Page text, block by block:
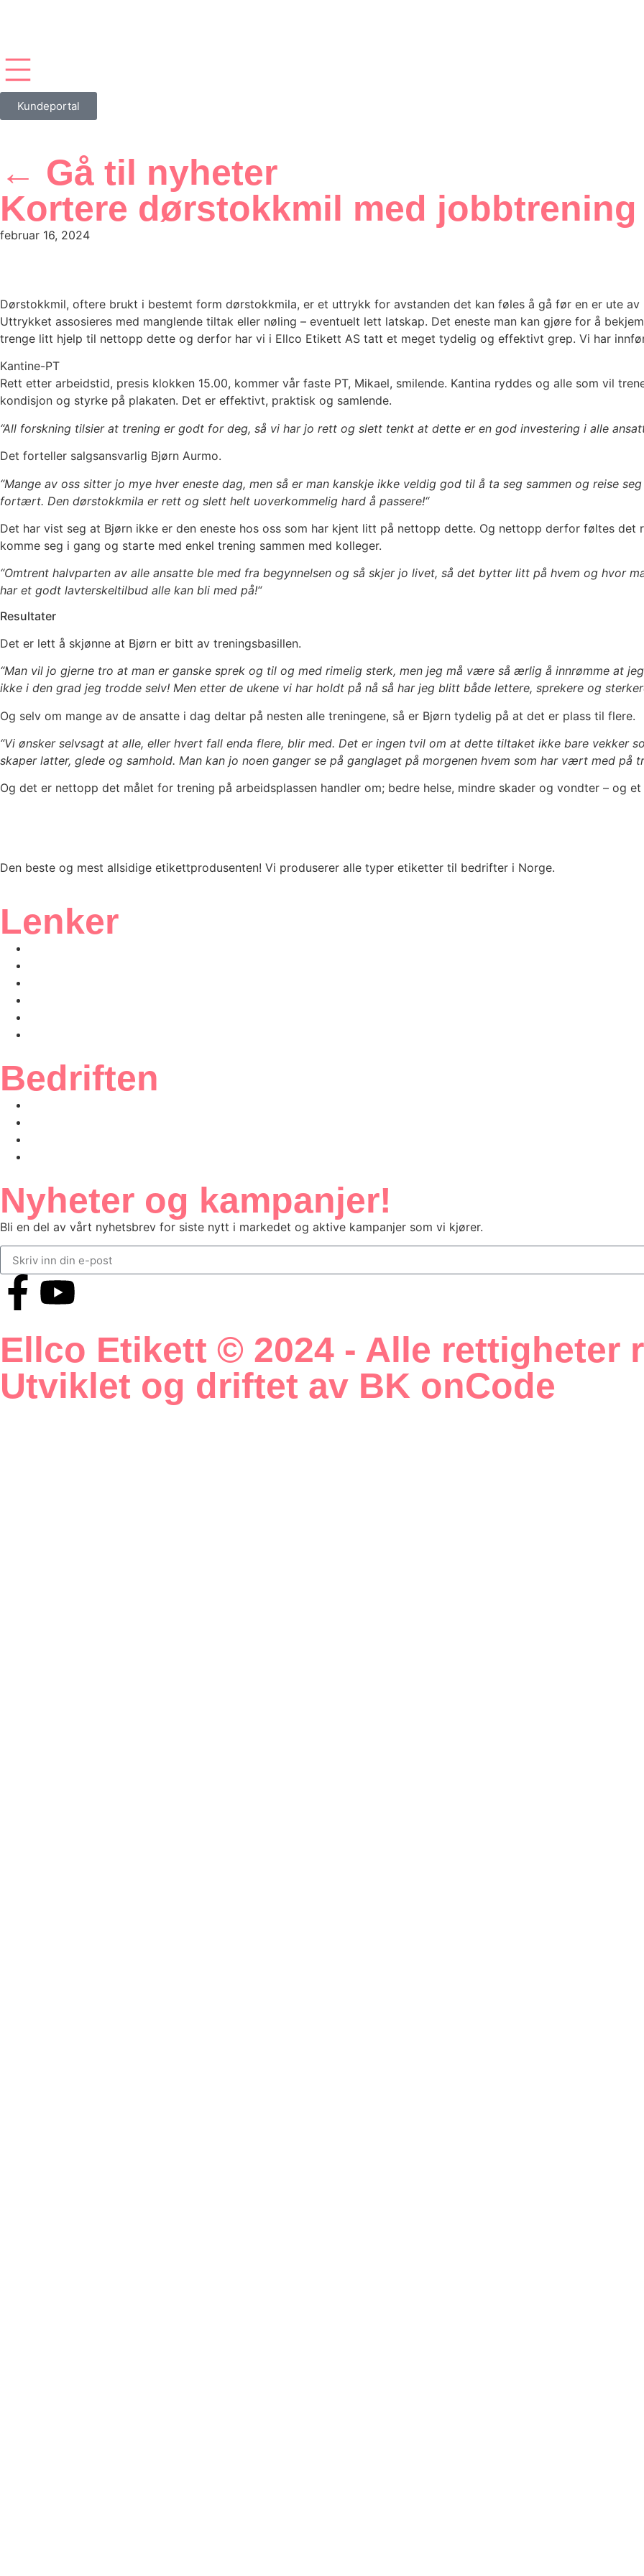
Kundeportal
← Gå til nyheter
Kortere dørstokkmil med jobbtrening
februar 16, 2024
Dørstokkmil, oftere brukt i bestemt form dørstokkmila, er et uttrykk for avstanden det kan føles å gå før en er ute av
Uttrykket assosieres med manglende tiltak eller nøling – eventuelt lett latskap. Det eneste man kan gjøre for å
trenge litt hjelp til nettopp dette og derfor har vi i Ellco Etikett AS tatt et meget tydelig og effektivt grep. Vi har
Kantine-PT
Rett etter arbeidstid, presis klokken 15.00, kommer vår faste PT, Mikael, smilende. Kantina ryddes og alle som vil
kondisjon og styrke på plakaten. Det er effektivt, praktisk og samlende.
“All forskning tilsier at trening er godt for deg, så vi har jo rett og slett tenkt at dette er en god investering i alle
Det forteller salgsansvarlig Bjørn Aurmo.
“Mange av oss sitter jo mye hver eneste dag, men så er man kanskje ikke veldig god til å ta seg sammen og reise
fortært. Den dørstokkmila er rett og slett helt uoverkommelig hard å passere!“
Det har vist seg at Bjørn ikke er den eneste hos oss som har kjent litt på nettopp dette. Og nettopp derfor føltes
komme seg i gang og starte med enkel trening sammen med kolleger.
“Omtrent halvparten av alle ansatte ble med fra begynnelsen og så skjer jo livet, så det bytter litt på hvem og hvor
har et godt lavterskeltilbud alle kan bli med på!“
Resultater
Det er lett å skjønne at Bjørn er bitt av treningsbasillen.
“Man vil jo gjerne tro at man er ganske sprek og til og med rimelig sterk, men jeg må være så ærlig å innrømme at
ikke i den grad jeg trodde selv! Men etter de ukene vi har holdt på nå så har jeg blitt både lettere, sprekere og
Og selv om mange av de ansatte i dag deltar på nesten alle treningene, så er Bjørn tydelig på at det er plass til flere.
“Vi ønsker selvsagt at alle, eller hvert fall enda flere, blir med. Det er ingen tvil om at dette tiltaket ikke bare vekker
skaper latter, glede og samhold. Man kan jo noen ganger se på ganglaget på morgenen hvem som har vært med på
Og det er nettopp det målet for trening på arbeidsplassen handler om; bedre helse, mindre skader og vondter – og
Den beste og mest allsidige etikettprodusenten! Vi produserer alle typer etiketter til bedrifter i Norge.
Lenker
Bedriften
Nyheter og kampanjer!
Bli en del av vårt nyhetsbrev for siste nytt i markedet og aktive kampanjer som vi kjører.
Ellco Etikett © 2024 - Alle rettigheter
Utviklet og driftet av BK onCode